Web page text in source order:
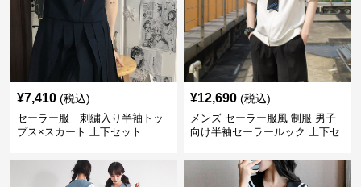
¥7,410 (税込)
セーラー服 刺繍入り半袖トッ
プス×スカート 上下セット
¥12,690 (税込)
メンズ セーラー服風 制服 男子
向け半袖セーラールック 上下セ